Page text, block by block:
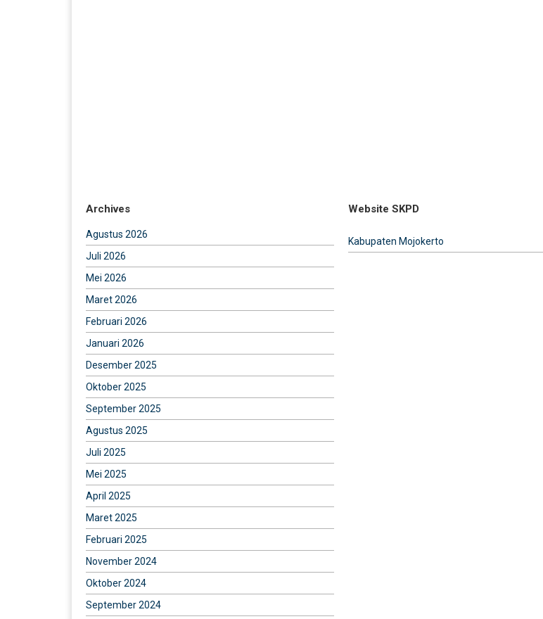
Archives
Agustus 2026
Juli 2026
Mei 2026
Maret 2026
Februari 2026
Januari 2026
Desember 2025
Oktober 2025
September 2025
Agustus 2025
Juli 2025
Mei 2025
April 2025
Maret 2025
Februari 2025
November 2024
Oktober 2024
September 2024
Website SKPD
Kabupaten Mojokerto